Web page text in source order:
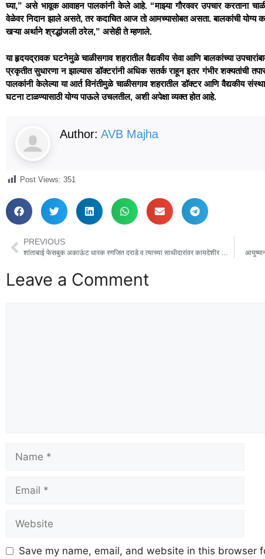
घ्या,” असे भावूक आवाहन पालकांनी केले आहे. “माझ्या गौरववर उपचार करताना
वेळेवर निदान झाले असते, तर कदाचित आज तो आमच्यासोबत असता. बालकांची योग्य
खऱ्या अर्थाने श्रद्धांजली ठरेल,” असेही ते म्हणाले.
या हृदयद्रावक घटनेमुळे चाळीसगाव शहरातील वैद्यकीय सेवा आणि बालकांच्या
प्रकृतीत सुधारणा न झाल्यास डॉक्टरांनी अधिक सतर्क राहून इतर गंभीर शक्यतांची
पालकांनी केलेल्या या आर्त विनंतीमुळे चाळीसगाव शहरातील डॉक्टर आणि वैद्यकीय
घटना टाळण्यासाठी योग्य पाऊले उचलतील, अशी अपेक्षा व्यक्त होत आहे.
Author: AVB Majha
Post Views: 351
PREVIOUS
शांताबाई फेसबुक अकाऊंट धारक रणजित दराडे व त्याच्या साथीदारांवर कायदेशीर कारवाई करण्याची पत्रकारांची मागणी.
Leave a Comment
Save my name, email, and website in this browser